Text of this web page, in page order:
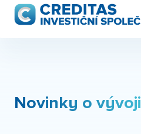
Novinky o